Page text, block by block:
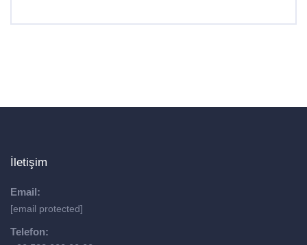
İletişim
Email:
[email protected]
Telefon: